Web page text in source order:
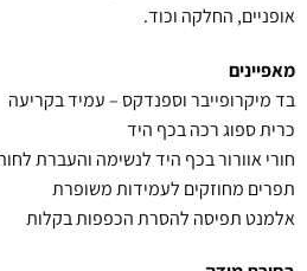
אופניים, החלקה וכוד.
מאפיינים
בד מיקרופייבר וספנדקס – עמיד בקריעה
כרית ספוג רכה בכף היד
חורי אוורור בכף היד לנשימה והעברת לחות
תפרים מחוזקים לעמידות משופרת
אלמנט תפיסה להסרת הכפפות בקלות